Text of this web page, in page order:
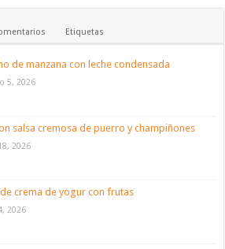
Etiquetas
de manzana con leche condensada
5, 2026
salsa cremosa de puerro y champiñones
2026
crema de yogur con frutas
2026